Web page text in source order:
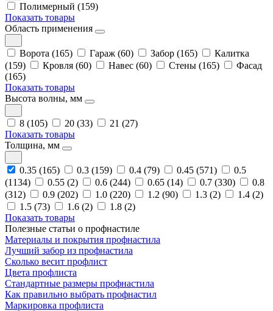
Полимерный (159)
Показать товары
Область применения
Ворота (165) Гараж (60) Забор (165)
Калитка
(159)
Кровля (60) Навес (60) Стены (165)
Фасад
(165)
Показать товары
Высота волны, мм
8 (105) 20 (33)
21 (27)
Показать товары
Толщина, мм
0.35 (165) 0.3 (159) 0.4 (79) 0.45 (571)
0.5
(1134)
0.55 (2) 0.6 (244) 0.65 (14) 0.7 (330)
0.8
(312)
0.9 (202) 1.0 (220) 1.2 (90) 1.3 (2)
1.4 (2)
1.5 (73)
1.6 (2)
1.8 (2)
Показать товары
Полезные статьи о профнастиле
Материалы и покрытия профнастила
Лучший забор из профнастила
Сколько весит профлист
Цвета профлиста
Стандартные размеры профнастила
Как правильно выбрать профнастил
Маркировка профлиста